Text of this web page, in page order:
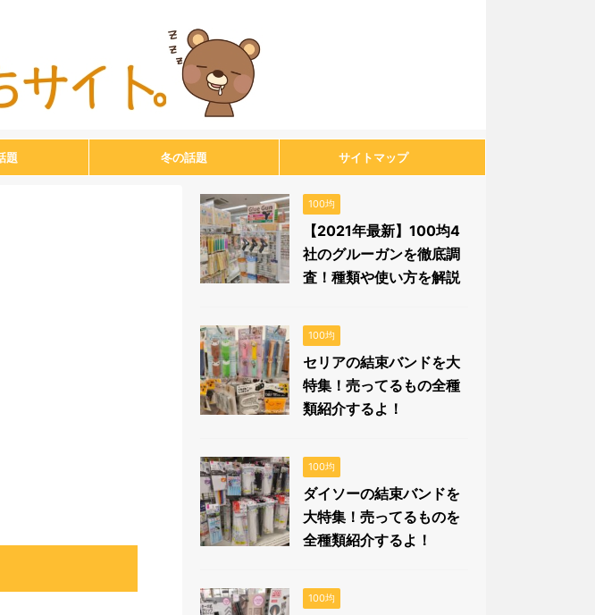
題 冬の話題 サイトマップ
100均
【2021年最新】100均4
社のグルーガンを徹底調
査！種類や使い方を解説
100均
セリアの結束バンドを大
特集！売ってるもの全種
類紹介するよ！
100均
ダイソーの結束バンドを
大特集！売ってるものを
全種類紹介するよ！
100均